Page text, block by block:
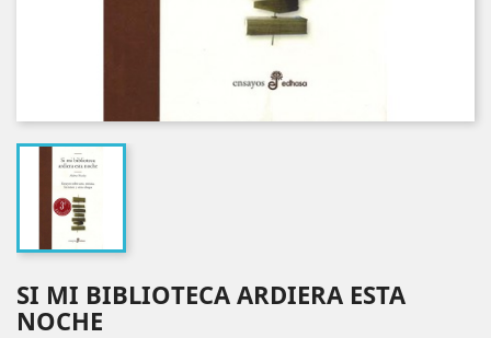
SI MI BIBLIOTECA ARDIERA ESTA
NOCHE